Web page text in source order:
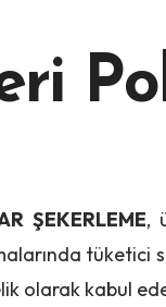
ŞEKERLEME,
tüketici
olarak kabul